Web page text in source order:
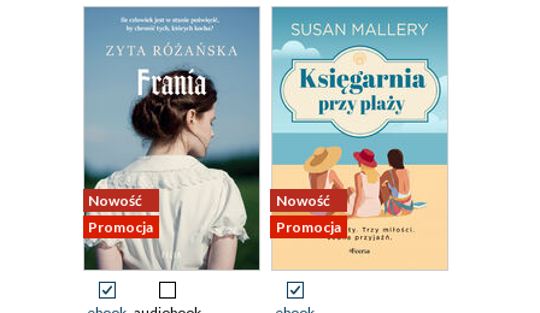
Nowość
Promocja
Nowość
Promocja